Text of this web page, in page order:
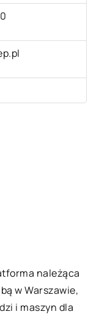
należąca
w Warszawie,
i maszyn dla